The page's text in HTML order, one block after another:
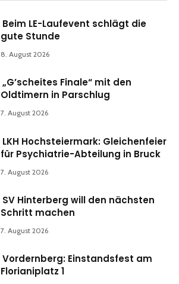
Beim LE-Laufevent schlägt die
gute Stunde
8. August 2026
„G’scheites Finale“ mit den
Oldtimern in Parschlug
7. August 2026
LKH Hochsteiermark: Gleichenfeier
für Psychiatrie-Abteilung in Bruck
7. August 2026
SV Hinterberg will den nächsten
Schritt machen
7. August 2026
Vordernberg: Einstandsfest am
Florianiplatz 1